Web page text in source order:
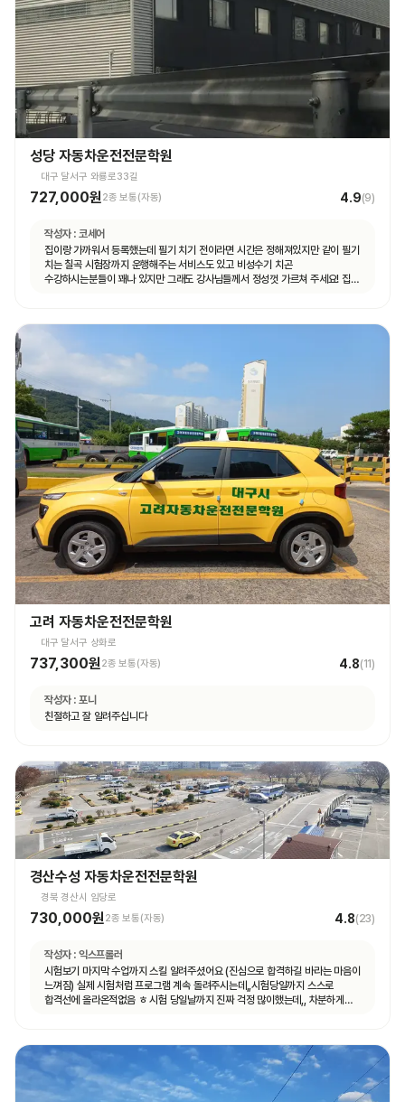
성당 자동차운전전문학원
대구 달서구 와룡로33길
727,000원 2종 보통(자동) 4.9(9)
작성자 : 코세어
집이랑 가까워서 등록했는데 필기 치기 전이라면 시간은 정해져있지만 같이 필기
치는 칠곡 시험장까지 운행해주는 서비스도 있고 비성수기 치곤
수강하시는분들이 꽤나 있지만 그래도 강사님들께서 정성껏 가르쳐 주세요! 집
고려 자동차운전전문학원
대구 달서구 상화로
737,300원2종 보통(자동) 4.8(11)
작성자 : 포니
친절하고 잘 알려주십니다
경산수성 자동차운전전문학원
경북 경산시 임당로
730,000원2종 보통(자동) 4.8(23)
작성자 : 익스프롤러
시험보기 마지막 수업까지 스킬 알려주셨어요 (진심으로 합격하길 바라는 마음이
느껴짐) 실제 시험처럼 프로그램 계속 돌려주시는데,,시험당일까지 스스로
합격선에 올라온적없음 ㅎ 시험 당일날까지 진짜 걱정 많이했는데,, 차분하게